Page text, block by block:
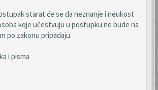
starat će se da neznanje i neukost
koje učestvuju u postupku ne bude na
po zakonu pripadaju.
i pisma